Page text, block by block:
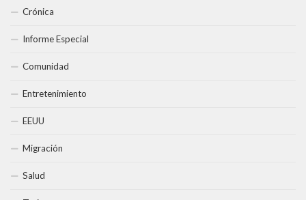
Crónica
Informe Especial
Comunidad
Entretenimiento
EEUU
Migración
Salud